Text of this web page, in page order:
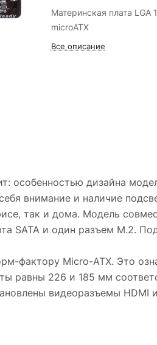
Материнская плата LGA
microATX
Все описание
особенностью дизайна
внимание и наличие
так и дома. Модель
SATA и один разъем M.2.
фактору Micro-ATX. Это
равны 226 и 185 мм
видеоразъемы HDMI